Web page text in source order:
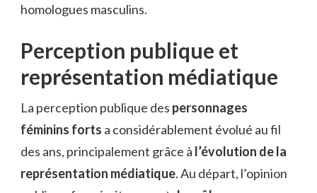
homologues masculins.
Perception publique et
représentation médiatique
La perception publique des personnages
féminins forts a considérablement évolué au fil
des ans, principalement grâce à l’évolution de la
représentation médiatique. Au départ, l’opinion